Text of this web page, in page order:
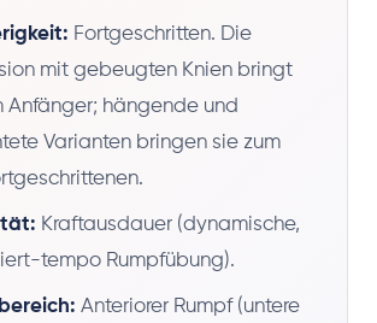
Fortgeschritten. Die
mit gebeugten Knien bringt
Anfänger; hängende und
Varianten bringen sie zum
Kraftausdauer (dynamische,
tempo Rumpfübung).
Anteriorer Rumpf (untere